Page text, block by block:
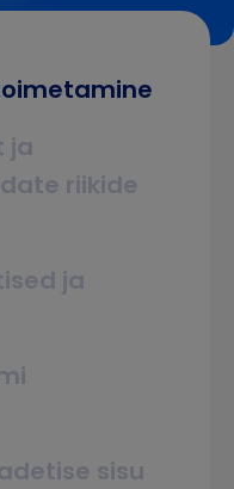
ja
riikide
ja
sisu